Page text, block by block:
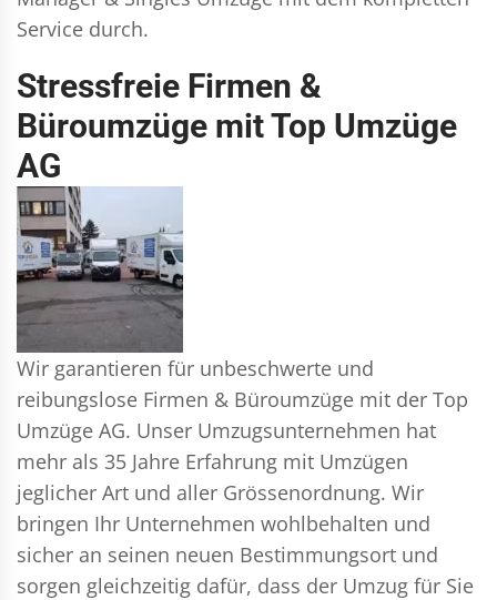
Service durch.
Stressfreie Firmen &
Büroumzüge mit Top Umzüge
AG
Wir garantieren für unbeschwerte und
reibungslose Firmen & Büroumzüge mit der Top
Umzüge AG. Unser Umzugsunternehmen hat
mehr als 35 Jahre Erfahrung mit Umzügen
jeglicher Art und aller Grössenordnung. Wir
bringen Ihr Unternehmen wohlbehalten und
sicher an seinen neuen Bestimmungsort und
sorgen gleichzeitig dafür, dass der Umzug für Sie